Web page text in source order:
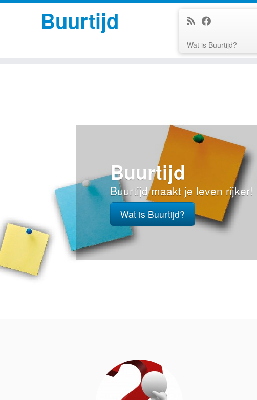
Buurtijd
Wat is Buurtijd?
Buurtijd maakt je leven rijker!
Wat is Buurtijd?